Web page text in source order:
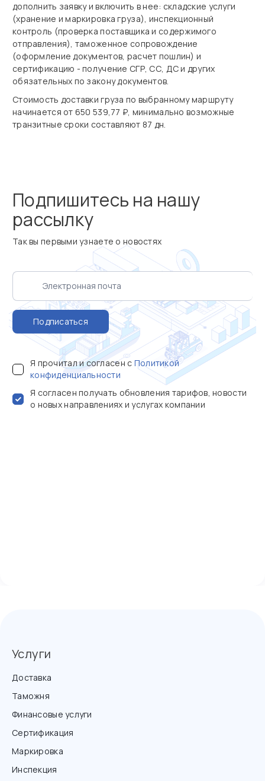
дополнить заявку и включить в нее: складские услуги
(хранение и маркировка груза), инспекционный
контроль (проверка поставщика и содержимого
отправления), таможенное сопровождение
(оформление документов, расчет пошлин) и
сертификацию - получение СГР, СС, ДС и других
обязательных по закону документов.
Стоимость доставки груза по выбранному маршруту
начинается от 650 539,77 ₽, минимально возможные
транзитные сроки составляют 87 дн.
Подпишитесь на нашу
рассылку
Так вы первыми узнаете о новостях
Подписаться
Я прочитал и согласен с Политикой
конфиденциальности
Я согласен получать обновления тарифов, новости
о новых направлениях и услугах компании
Услуги
Доставка
Таможня
Финансовые услуги
Сертификация
Маркировка
Инспекция